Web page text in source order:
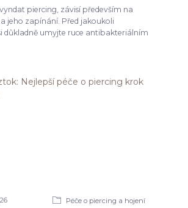
piercing, závisí především na
jeho zapínání. Před jakoukoli
důkladně umyjte ruce antibakteriálním
Péče o piercing a hojení